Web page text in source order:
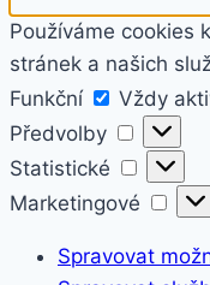
Používáme cookies
stránek a našich
Funkční
Funkční
Vždy
Předvolby
Statistické
Marketingové
Spravovat